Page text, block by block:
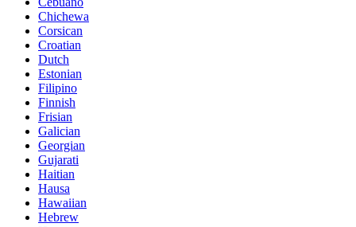
Chichewa
Corsican
Croatian
Dutch
Estonian
Filipino
Finnish
Frisian
Galician
Georgian
Gujarati
Haitian
Hausa
Hawaiian
Hebrew